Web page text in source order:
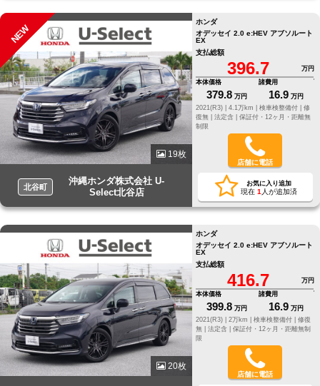
NEW
19枚
北谷町
沖縄ホンダ株式会社 U-
Select北谷店
ホンダ
オデッセイ 2.0 e:HEV アブソルート
EX
支払総額
396.7
万円
本体価格
379.8 万円
諸費用
16.9 万円
2021(R3) |
4.1万km | 検車検整備付 | 修
復無 | 法定含 | 保証付・12ヶ月・距離無
制限
店舗に電話
お気に入り追加
現在 1 人が追加済
20枚
ホンダ
オデッセイ 2.0 e:HEV アブソルート
EX
支払総額
416.7
万円
本体価格
399.8 万円
諸費用
16.9 万円
2021(R3) |
2万km | 検車検整備付 | 修復
無 | 法定含 | 保証付・12ヶ月・距離無制
限
店舗に電話